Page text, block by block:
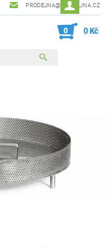
PRODEJNA@ZEVCELINA.CZ
0 0 Kč